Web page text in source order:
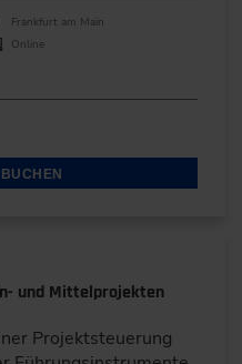
Frankfurt am Main
Online
und Mittelprojekten
Projektsteuerung